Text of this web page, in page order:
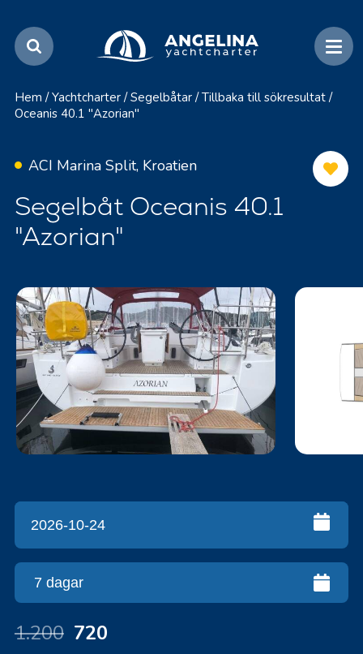
Hem / Yachtcharter / Segelbåtar / Tillbaka till sökresultat /
Oceanis 40.1 "Azorian"
ACI Marina Split, Kroatien
Segelbåt Oceanis 40.1
"Azorian"
1.200 720